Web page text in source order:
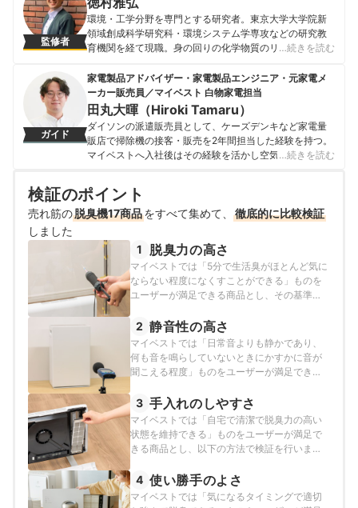
ィアにも度々登場し、「におい」についての知識を広め
ている。「パナソニック ボディシェバーER-GK40」効果
試験、「ファブリーズ」消臭効果等の技術指導を行うな
ど、大手企業の消臭効果試験にも携わっている。
石川英一のプロフィール
監修者
環境・工学分野を専門とする研究者。東京大学大学院新
領域創成科学研究科・環境システム学専攻などの研究教
育機関を経て現職。身の回りの化学物質のリスクを包括
開発に関する研究に取り組んでいる。高効率な排水・排
ガス処理技術の開発などを手がけるなかで、研究成果が
高く評価され、「クリタ水・環境科学研究優秀賞」「室
内環境学会 論文賞」など多数の業界賞を獲得している。
徳村雅弘のプロフィール
…続きを読む
ガイド
家電製品アドバイザー・家電製品エンジニア・元家電メ
ーカー販売員／マイベスト 白物家電担当
田丸大暉（Hiroki Tamaru）
ダイソンの派遣販売員として、ケーズデンキなど家電量
販店で掃除機の接客・販売を2年間担当した経験を持つ。
マイベストへ入社後はその経験を活かし空気清浄機・除
家電・空調家電や掃除機をはじめ白物家電全般を専門に
ガイドを担当し、日立やシャープ、パナソニックなどの
総合家電メーカーから、ダイニチ工業・Sharkなどの専門
毎日使う家電製品だからこそ、本当によい商品を誰もが
簡単に選べるように、性能はもちろん省エネ性能やお手
入れのしやすさまでひとつひとつ丁寧に確認しながらコ
ンテンツ制作を行う。
田丸大暉（Hiroki Tamaru）のプロフィール
…続きを読む
検証のポイント
売れ筋の脱臭機17商品をすべて集めて、
徹底的に比較検証
しました
1
脱臭力の高さ
マイベストでは「5分で生活臭がほとんど気に
ならない程度になくすことができる」ものを
ユーザーが満足できる商品とし、その基準を
の方法で検証を行いました。
2 静音性の高さ
マイベストでは「日常音よりも静かであり、
何も音を鳴らしていないときにかすかに音が
聞こえる程度」ものをユーザーが満足できる
の方法で検証を行いました。
3 手入れのしやすさ
マイベストでは「自宅で清潔で脱臭力の高い
状態を維持できる」ものをユーザーが満足で
きる商品とし、以下の方法で検証を行いまし
4 使い勝手のよさ
マイベストでは「気になるタイミングで適切